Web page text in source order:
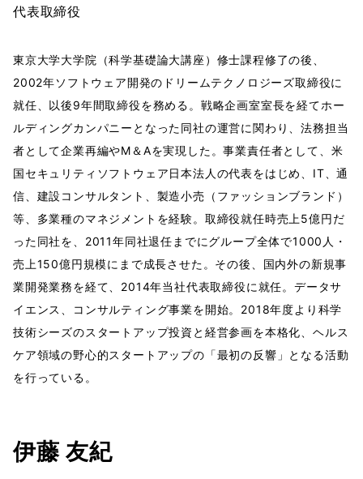
代表取締役
東京大学大学院（科学基礎論大講座）修士課程修了の後、
2002年ソフトウェア開発のドリームテクノロジーズ取締役に
就任、以後9年間取締役を務める。戦略企画室室長を経てホー
ルディングカンパニーとなった同社の運営に関わり、法務担当
者として企業再編やM＆Aを実現した。事業責任者として、米
国セキュリティソフトウェア日本法人の代表をはじめ、IT、通
信、建設コンサルタント、製造小売（ファッションブランド）
等、多業種のマネジメントを経験。取締役就任時売上5億円だ
った同社を、2011年同社退任までにグループ全体で1000人・
売上150億円規模にまで成長させた。その後、国内外の新規事
業開発業務を経て、2014年当社代表取締役に就任。データサ
イエンス、コンサルティング事業を開始。2018年度より科学
技術シーズのスタートアップ投資と経営参画を本格化、ヘルス
ケア領域の野心的スタートアップの「最初の反響」となる活動
を行っている。
伊藤 友紀